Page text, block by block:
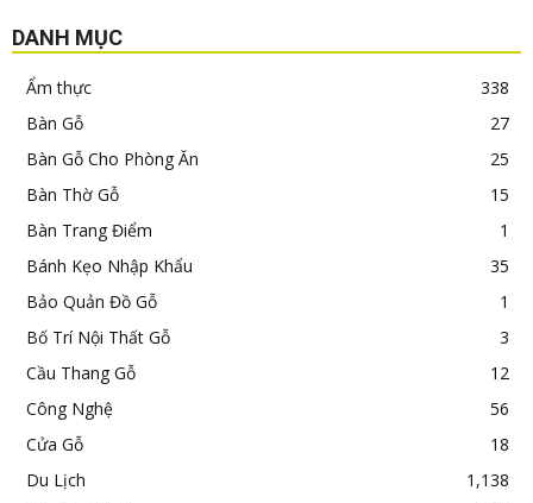
DANH MỤC
Ẩm thực
338
Bàn Gỗ
27
Bàn Gỗ Cho Phòng Ăn
25
Bàn Thờ Gỗ
15
Bàn Trang Điểm
1
Bánh Kẹo Nhập Khẩu
35
Bảo Quản Đồ Gỗ
1
Bố Trí Nội Thất Gỗ
3
Cầu Thang Gỗ
12
Công Nghệ
56
Cửa Gỗ
18
Du Lịch
1,138